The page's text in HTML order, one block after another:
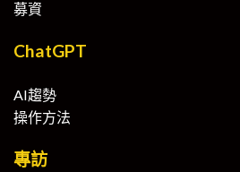
募資
ChatGPT
AI趨勢
操作方法
專訪